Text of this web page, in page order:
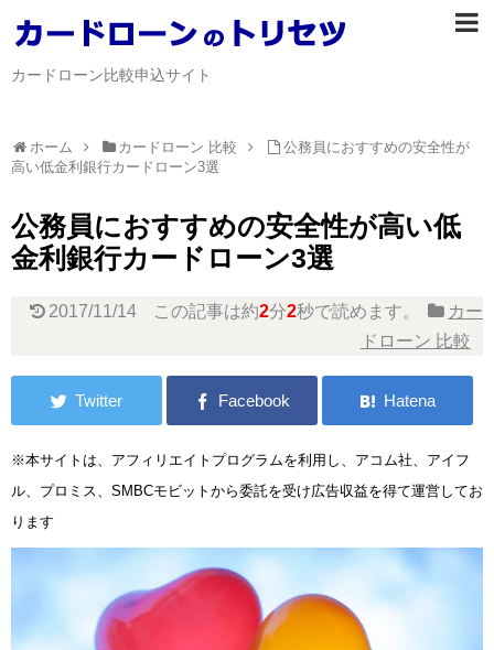
カードローン比較申込サイト
ホーム カードローン 比較
公務員におすすめの安全性が
高い低金利銀行カードローン3選
公務員におすすめの安全性が高い低
金利銀行カードローン3選
2017/11/14 この記事は約2分2秒で読めます。
カー
ドローン 比較
※本サイトは、アフィリエイトプログラムを利用し、アコム社、アイフ
ル、プロミス、SMBCモビットから委託を受け広告収益を得て運営してお
ります